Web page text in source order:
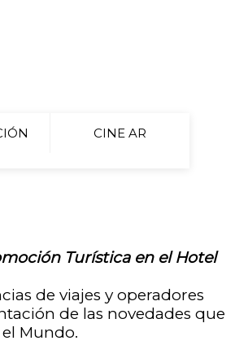
CINE AR
Turística en el Hotel
de viajes y operadores
de las novedades que
Mundo.